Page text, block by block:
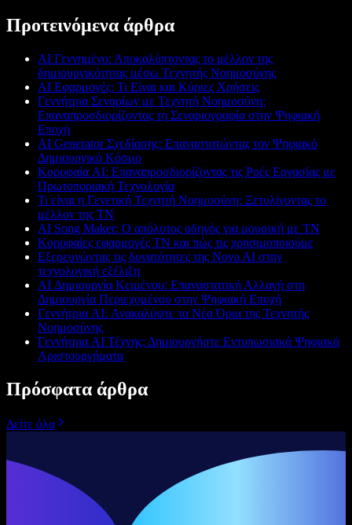
Προτεινόμενα άρθρα
AI Γεννημένο: Αποκαλύπτοντας το μέλλον της
δημιουργικότητας μέσω Τεχνητής Νοημοσύνης
AI Εφαρμογές: Τι Είναι και Κύριες Χρήσεις
Γεννήτρια Σεναρίων με Τεχνητή Νοημοσύνη:
Επαναπροσδιορίζοντας τη Σεναριογραφία στην Ψηφιακή
Εποχή
AI Generator Σχεδίασης: Επαναστατώντας τον Ψηφιακό
Δημιουργικό Κόσμο
Κορυφαία AI: Επαναπροσδιορίζοντας τις Ροές Εργασίας με
Πρωτοποριακή Τεχνολογία
Τι είναι η Γενετική Τεχνητή Νοημοσύνη: Ξετυλίγοντας το
μέλλον της ΤΝ
AI Song Maker: Ο απόλυτος οδηγός για μουσική με ΤΝ
Κορυφαίες εφαρμογές ΤΝ και πώς τις χρησιμοποιούμε
Εξερευνώντας τις δυνατότητες της Nova AI στην
τεχνολογική εξέλιξη
AI Δημιουργία Κειμένου: Επαναστατική Αλλαγή στη
Δημιουργία Περιεχομένου στην Ψηφιακή Εποχή
Γεννήτρια AI: Ανακαλύψτε τα Νέα Όρια της Τεχνητής
Νοημοσύνης
Γεννήτρια AI Τέχνης: Δημιουργήστε Εντυπωσιακά Ψηφιακά
Αριστουργήματα
Πρόσφατα άρθρα
Δείτε όλα